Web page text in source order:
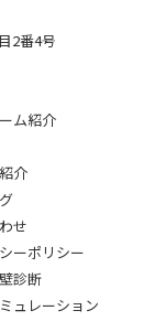
2番4号
ム紹介
介
せ
ーポリシー
診断
ュレーション